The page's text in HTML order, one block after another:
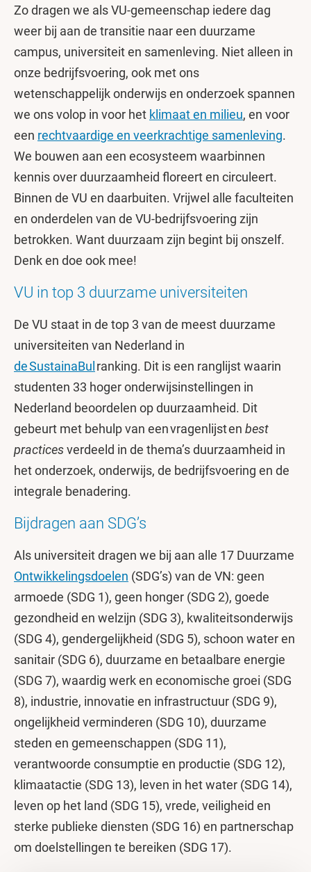
Zo dragen we als VU-gemeenschap iedere dag
weer bij aan de transitie naar een duurzame
campus, universiteit en samenleving. Niet alleen in
onze bedrijfsvoering, ook met ons
wetenschappelijk onderwijs en onderzoek spannen
we ons volop in voor het klimaat en milieu, en voor
een rechtvaardige en veerkrachtige samenleving.
We bouwen aan een ecosysteem waarbinnen
kennis over duurzaamheid floreert en circuleert.
Binnen de VU en daarbuiten. Vrijwel alle faculteiten
en onderdelen van de VU-bedrijfsvoering zijn
betrokken. Want duurzaam zijn begint bij onszelf.
Denk en doe ook mee!
VU in top 3 duurzame universiteiten
De VU staat in de top 3 van de meest duurzame
universiteiten van Nederland in
de SustainaBul ranking. Dit is een ranglijst waarin
studenten 33 hoger onderwijsinstellingen in
Nederland beoordelen op duurzaamheid. Dit
gebeurt met behulp van een vragenlijst en best
practicesverdeeld in de thema’s duurzaamheid in
het onderzoek, onderwijs, de bedrijfsvoering en de
integrale benadering.
Bijdragen aan SDG’s
Als universiteit dragen we bij aan alle 17 Duurzame
Ontwikkelingsdoelen (SDG’s) van de VN: geen
armoede (SDG 1), geen honger (SDG 2), goede
gezondheid en welzijn (SDG 3), kwaliteitsonderwijs
(SDG 4), gendergelijkheid (SDG 5), schoon water en
sanitair (SDG 6), duurzame en betaalbare energie
(SDG 7), waardig werk en economische groei (SDG
8), industrie, innovatie en infrastructuur (SDG 9),
ongelijkheid verminderen (SDG 10), duurzame
steden en gemeenschappen (SDG 11),
verantwoorde consumptie en productie (SDG 12),
klimaatactie (SDG 13), leven in het water (SDG 14),
leven op het land (SDG 15), vrede, veiligheid en
sterke publieke diensten (SDG 16) en partnerschap
om doelstellingen te bereiken (SDG 17).